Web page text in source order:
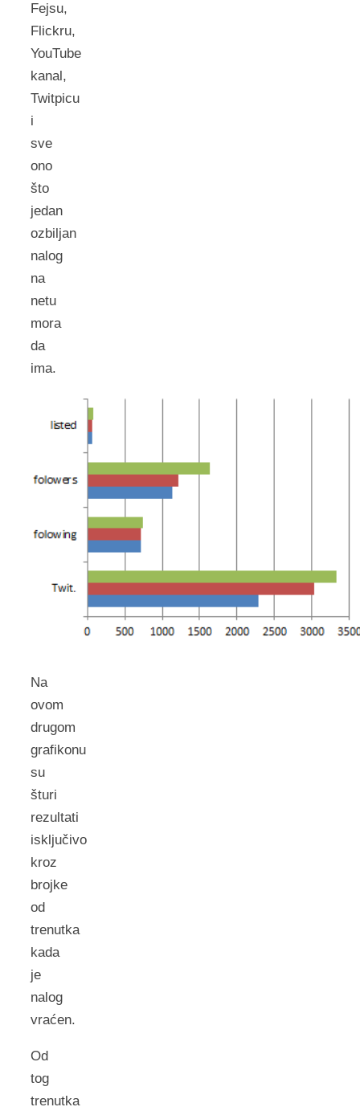
Fejsu,
Flickru,
YouTube
kanal,
Twitpicu
i
sve
ono
što
jedan
ozbiljan
nalog
na
netu
mora
da
ima.
Na
ovom
drugom
grafikonu
su
šturi
rezultati
isključivo
kroz
brojke
od
trenutka
kada
je
nalog
vraćen.
Od
tog
trenutka